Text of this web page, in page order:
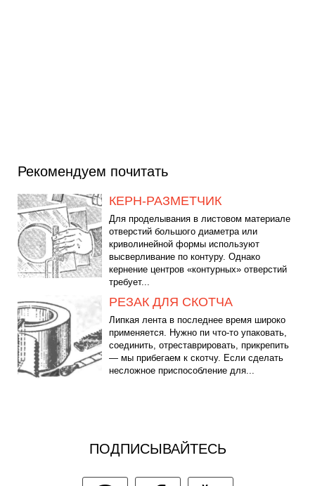
Рекомендуем почитать
КЕРН-РАЗМЕТЧИК
Для проделывания в листовом материале
отверстий большого диаметра или
криволинейной формы используют
высверливание по контуру. Однако
кернение центров «контурных» отверстий
требует...
РЕЗАК ДЛЯ СКОТЧА
Липкая лента в последнее время широко
применяется. Нужно пи что-то упаковать,
соединить, отреставрировать, прикрепить
— мы прибегаем к скотчу. Если сделать
несложное приспособление для...
ПОДПИСЫВАЙТЕСЬ